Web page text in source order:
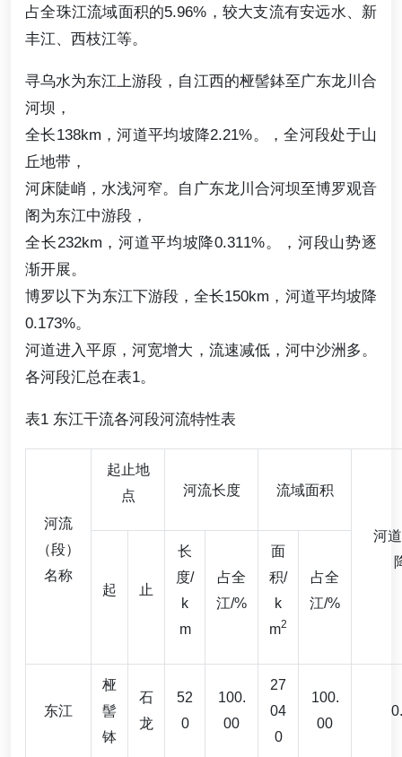
占全珠江流域面积的5.96%，较大支流有安远水、新
丰江、西枝江等。
寻乌水为东江上游段，自江西的桠髻鉢至广东龙川合
河坝，
全长138km，河道平均坡降2.21%。，全河段处于山
丘地带，
河床陡峭，水浅河窄。自广东龙川合河坝至博罗观音
阁为东江中游段，
全长232km，河道平均坡降0.311%。，河段山势逐
渐开展。
博罗以下为东江下游段，全长150km，河道平均坡降
0.173%。
河道进入平原，河宽增大，流速减低，河中沙洲多。
各河段汇总在表1。
表1 东江干流各河段河流特性表
河流
（段）
名称
起止地
点
河流长度 流域面积
河
起
止
长
度/
k
m
占全
江/%
面
积/
k
m2
占全
江/%
东江
桠
髻
钵
石
龙
52
0
100.
00
27
04
0
100.
00